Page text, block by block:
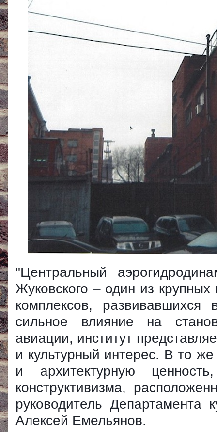
"Центральный
Жуковского – один из
комплексов,
сильное влияние на
авиации, институт
и культурный интерес. В то
и архитектурную
конструктивизма,
руководитель Департамента
Алексей Емельянов.